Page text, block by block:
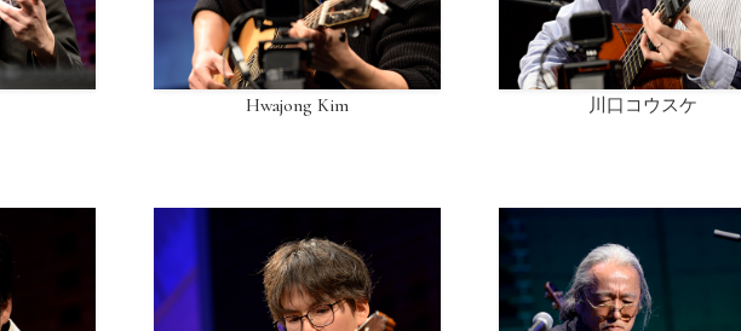
Hwajong Kim 川口コウスケ